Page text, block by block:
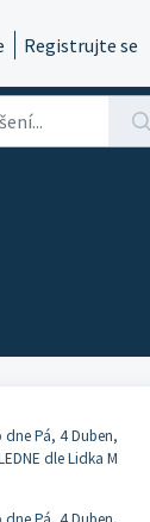
Registrujte se
Pá, 4 Duben,
dle Lidka M